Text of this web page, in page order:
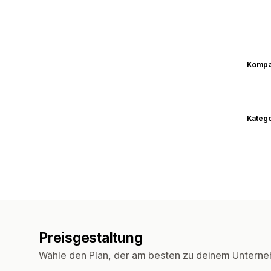
Preisgestaltung
Wähle den Plan, der am besten zu deinem